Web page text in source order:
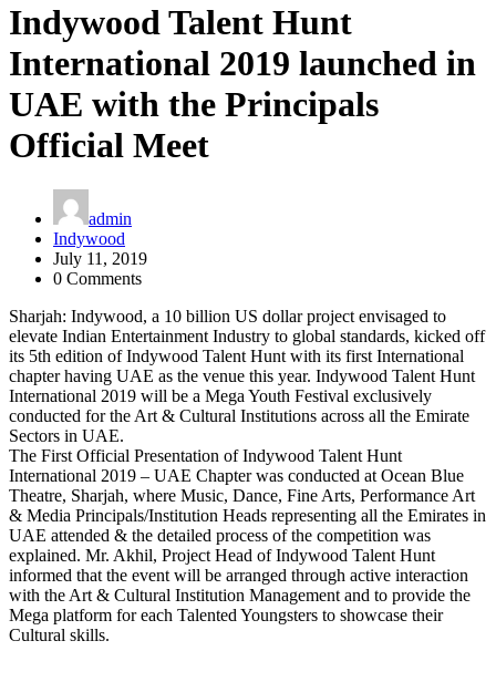
Indywood Talent Hunt
International 2019 launched in
UAE with the Principals
Official Meet
admin
Indywood
July 11, 2019
0 Comments
Sharjah: Indywood, a 10 billion US dollar project envisaged to
elevate Indian Entertainment Industry to global standards, kicked off
its 5th edition of Indywood Talent Hunt with its first International
chapter having UAE as the venue this year. Indywood Talent Hunt
International 2019 will be a Mega Youth Festival exclusively
conducted for the Art & Cultural Institutions across all the Emirate
Sectors in UAE.
The First Official Presentation of Indywood Talent Hunt
International 2019 – UAE Chapter was conducted at Ocean Blue
Theatre, Sharjah, where Music, Dance, Fine Arts, Performance Art
& Media Principals/Institution Heads representing all the Emirates in
UAE attended & the detailed process of the competition was
explained. Mr. Akhil, Project Head of Indywood Talent Hunt
informed that the event will be arranged through active interaction
with the Art & Cultural Institution Management and to provide the
Mega platform for each Talented Youngsters to showcase their
Cultural skills.